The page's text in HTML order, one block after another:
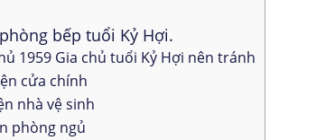
bếp tuổi Kỷ Hợi.
1959 Gia chủ tuổi Kỷ Hợi nên tránh
cửa chính
nhà vệ sinh
phòng ngủ